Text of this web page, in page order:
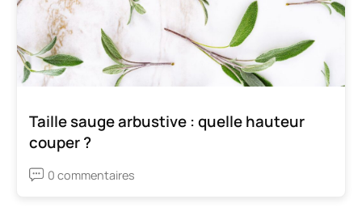
Taille sauge arbustive : quelle hauteur
couper ?
0 commentaires